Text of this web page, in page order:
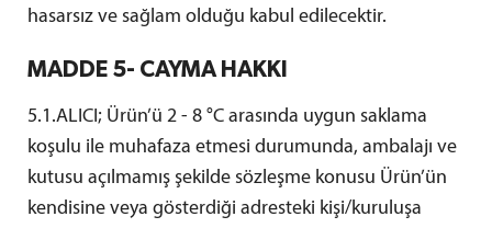
hasarsız ve sağlam olduğu kabul edilecektir.
MADDE 5- CAYMA HAKKI
5.1.ALICI; Ürün’ü 2 - 8 °C arasında uygun saklama
koşulu ile muhafaza etmesi durumunda, ambalajı ve
kutusu açılmamış şekilde sözleşme konusu Ürün’ün
kendisine veya gösterdiği adresteki kişi/kuruluşa